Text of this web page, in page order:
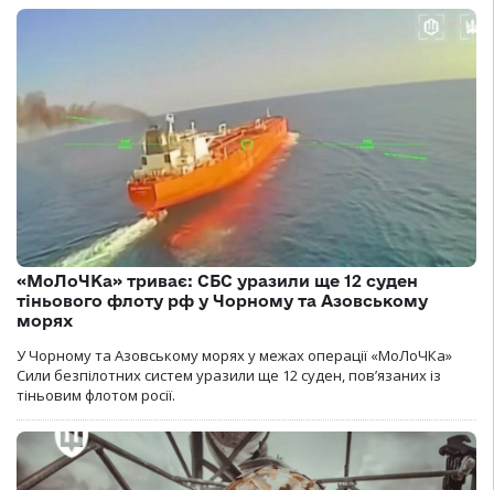
«МоЛоЧКа» триває: СБС уразили ще 12 суден
тіньового флоту рф у Чорному та Азовському
морях
У Чорному та Азовському морях у межах операції «МоЛоЧКа»
Сили безпілотних систем уразили ще 12 суден, пов’язаних із
тіньовим флотом росії.